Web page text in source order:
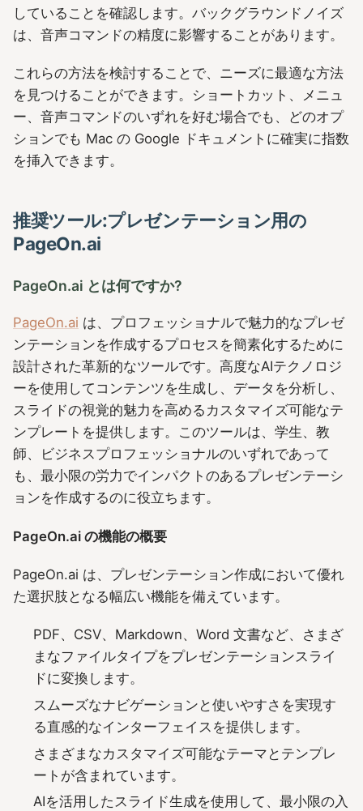
していることを確認します。バックグラウンドノイズ
は、音声コマンドの精度に影響することがあります。
これらの方法を検討することで、ニーズに最適な方法
を見つけることができます。ショートカット、メニュ
ー、音声コマンドのいずれを好む場合でも、どのオプ
ションでも Mac の Google ドキュメントに確実に指数
を挿入できます。
推奨ツール:プレゼンテーション用の
PageOn.ai
PageOn.ai とは何ですか?
PageOn.ai は、プロフェッショナルで魅力的なプレゼ
ンテーションを作成するプロセスを簡素化するために
設計された革新的なツールです。高度なAIテクノロジ
ーを使用してコンテンツを生成し、データを分析し、
スライドの視覚的魅力を高めるカスタマイズ可能なテ
ンプレートを提供します。このツールは、学生、教
師、ビジネスプロフェッショナルのいずれであって
も、最小限の労力でインパクトのあるプレゼンテーシ
ョンを作成するのに役立ちます。
PageOn.ai の機能の概要
PageOn.ai は、プレゼンテーション作成において優れ
た選択肢となる幅広い機能を備えています。
PDF、CSV、Markdown、Word 文書など、さまざ
まなファイルタイプをプレゼンテーションスライ
ドに変換します。
スムーズなナビゲーションと使いやすさを実現す
る直感的なインターフェイスを提供します。
さまざまなカスタマイズ可能なテーマとテンプレ
ートが含まれています。
AIを活用したスライド生成を使用して、最小限の入